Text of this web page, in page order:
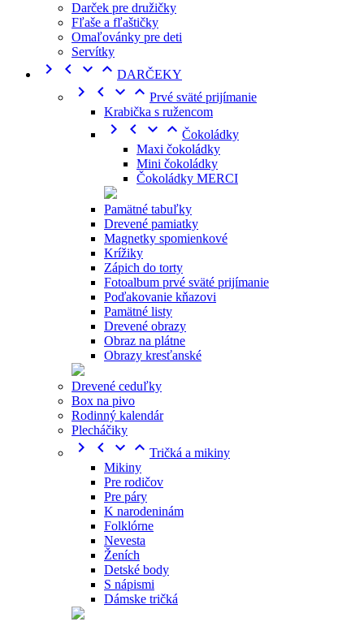
Darček pre družičky
Fľaše a fľaštičky
Omaľovánky pre deti
Servítky
    DARČEKY
    Prvé sväté prijímanie
Krabička s ružencom
    Čokoládky
Maxi čokoládky
Mini čokoládky
Čokoládky MERCI
Pamätné tabuľky
Drevené pamiatky
Magnetky spomienkové
Krížiky
Zápich do torty
Fotoalbum prvé sväté prijímanie
Poďakovanie kňazovi
Pamätné listy
Drevené obrazy
Obraz na plátne
Obrazy kresťanské
Drevené ceduľky
Box na pivo
Rodinný kalendár
Plecháčiky
    Tričká a mikiny
Mikiny
Pre rodičov
Pre páry
K narodeninám
Folklórne
Nevesta
Ženích
Detské body
S nápismi
Dámske tričká